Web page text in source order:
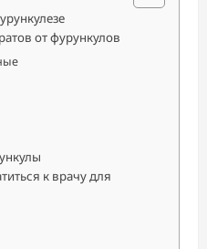
от фурункулов
к врачу для